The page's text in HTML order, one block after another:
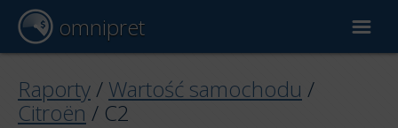
omnipret
Wycena samochodu
Raporty / Wartość samochodu /
Citroën / C2